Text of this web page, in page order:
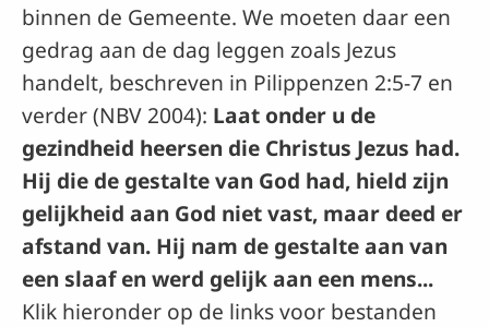
binnen de Gemeente. We moeten daar een
gedrag aan de dag leggen zoals Jezus
handelt, beschreven in Pilippenzen 2:5-7 en
verder (NBV 2004): Laat onder u de
gezindheid heersen die Christus Jezus had.
Hij die de gestalte van God had, hield zijn
gelijkheid aan God niet vast, maar deed er
afstand van. Hij nam de gestalte aan van
een slaaf en werd gelijk aan een mens...
Klik hieronder op de links voor bestanden